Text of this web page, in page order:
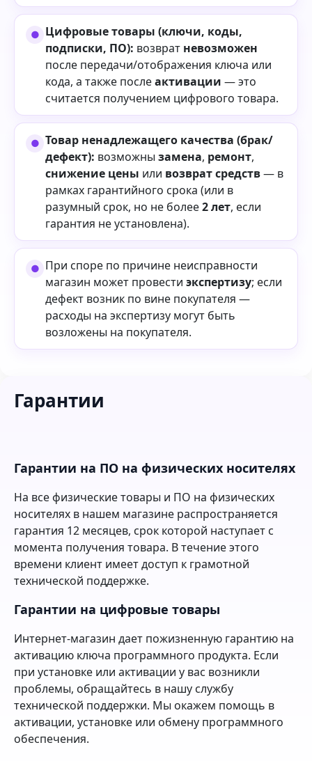
Цифровые товары (ключи, коды,
подписки, ПО): возврат невозможен
после передачи/отображения ключа или
кода, а также послеактивации — это
считается получением цифрового товара.
Товар ненадлежащего качества (брак/
дефект): возможны замена, ремонт,
снижение цены или возврат средств— в
рамках гарантийного срока (или в
разумный срок, но не более2 лет, если
гарантия не установлена).
При споре по причине неисправности
магазин может провести экспертизу; если
дефект возник по вине покупателя —
расходы на экспертизу могут быть
возложены на покупателя.
Гарантии
Гарантии на ПО на физических носителях
На все физические товары и ПО на физических
носителях в нашем магазине распространяется
гарантия 12 месяцев, срок которой наступает с
момента получения товара. В течение этого
времени клиент имеет доступ к грамотной
технической поддержке.
Гарантии на цифровые товары
Интернет-магазин дает пожизненную гарантию на
активацию ключа программного продукта. Если
при установке или активации у вас возникли
проблемы, обращайтесь в нашу службу
технической поддержки. Мы окажем помощь в
активации, установке или обмену программного
обеспечения.